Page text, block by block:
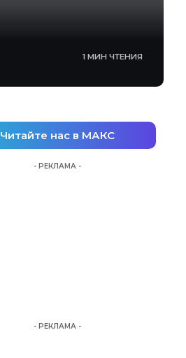
1 МИН ЧТЕНИЯ
Читайте нас в МАКС
- РЕКЛАМА -
- РЕКЛАМА -